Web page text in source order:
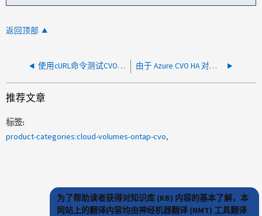
返回顶部
使用cURL命令测试CVO REST API是否出现故障、并显示状态代码401 由于 Azure CVO HA 对上的数据 SVM LB 阻止 AIQUM 发现，导致 DNS 失败
推荐文章
标签
product-categories:cloud-volumes-ontap-cvo
为了帮助读者获得对知识库 (KB) 内容的基本了解，本
网站上的翻译内容均由神经机器翻译 (NMT) 工具翻译